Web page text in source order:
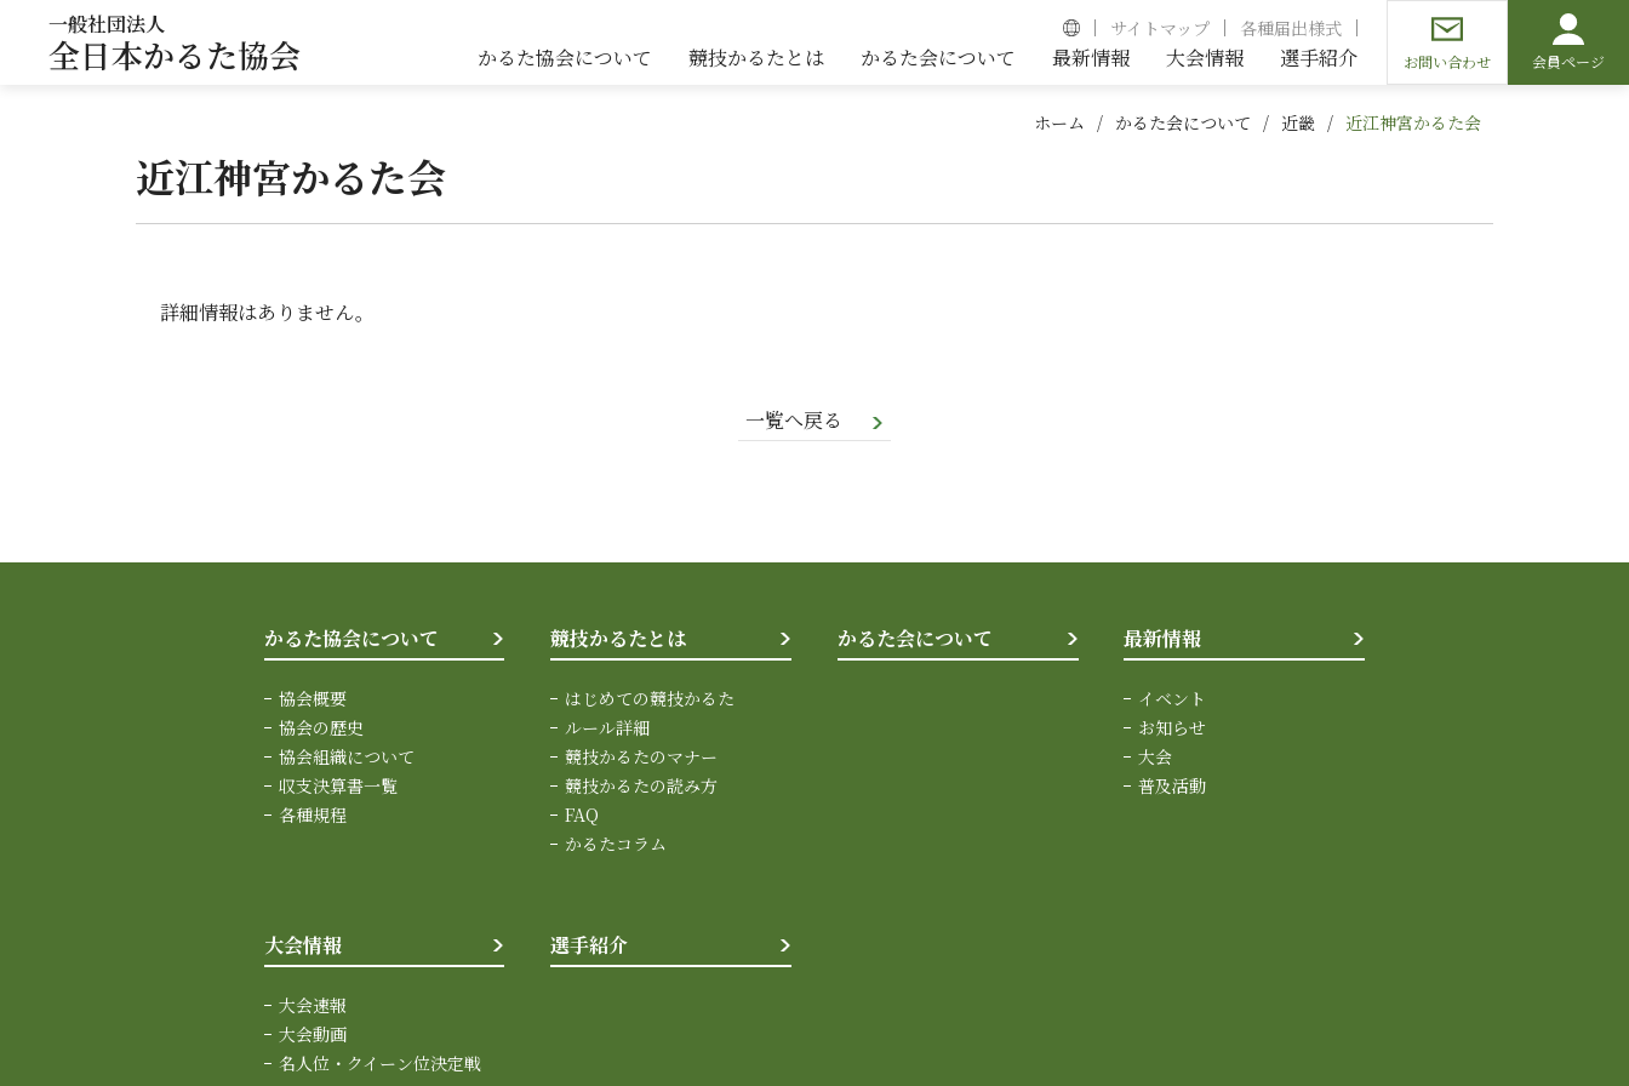
一般社団法人
全日本かるた協会
サイトマップ 各種届出様式
かるた協会について 競技かるたとは かるた会について 最新情報 大会情報 選手紹介 お問い合わせ 会員ページ
ホーム かるた会について 近畿 近江神宮かるた会
近江神宮かるた会
詳細情報はありません。
一覧へ戻る
かるた協会について
協会概要
協会の歴史
協会組織について
収支決算書一覧
各種規程
競技かるたとは
はじめての競技かるた
ルール詳細
競技かるたのマナー
競技かるたの読み方
FAQ
かるたコラム
かるた会について 最新情報
イベント
お知らせ
大会
普及活動
大会情報
大会速報
大会動画
名人位・クイーン位決定戦
選手紹介